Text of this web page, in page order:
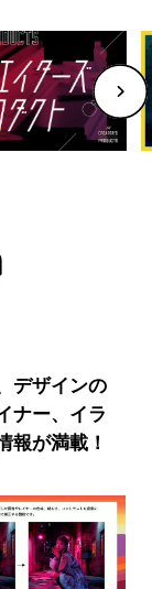
デザインの
ナー、イラ
報が満載！